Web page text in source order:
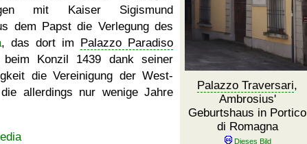
Palazzo Traversari,
Ambrosius'
Geburtshaus in Portico
di Romagna
mit Kaiser Sigismund
dem Papst die Verlegung des
, das dort im Palazzo Paradiso
Konzil 1439 dank seiner
die Vereinigung der West-
allerdings nur wenige Jahre